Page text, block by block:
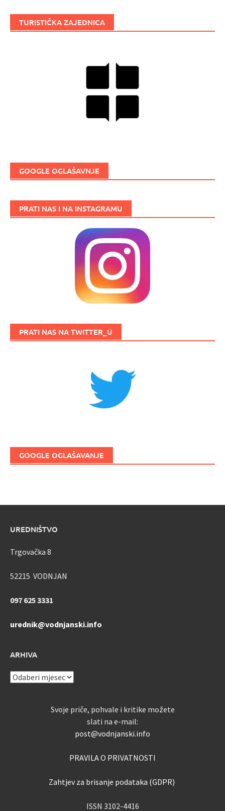
TURISTIČKA ZAJEDNICA
GOOGLE OGLAŠAVNJE
PRATI NAS I NA INSTAGRAMU
PRATI NAS NA TWITTER_U
GOOGLE OGLAŠAVANJE
UREDNIŠTVO
Trgovačka 8
52215 VODNJAN
097 625 3331
urednik@vodnjanski.info
ARHIVA
ARHIVA
Svoje priče, pohvale i kritike možete
slati na e-mail:
post@vodnjanski.info
PRAVILA O PRIVATNOSTI
Zahtjev za brisanje podataka (GDPR)
ISSN 3102-4416